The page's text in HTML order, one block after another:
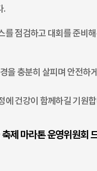
.
를 점검하고 대회를 준비
을 충분히 살피며 안전하
에 건강이 함께하길 기원
제 마라톤 운영위원회